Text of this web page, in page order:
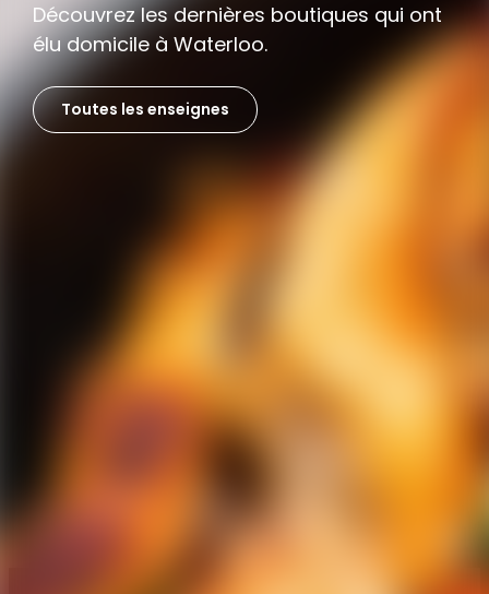
Découvrez les dernières boutiques qui ont
élu domicile à Waterloo.
Toutes les enseignes